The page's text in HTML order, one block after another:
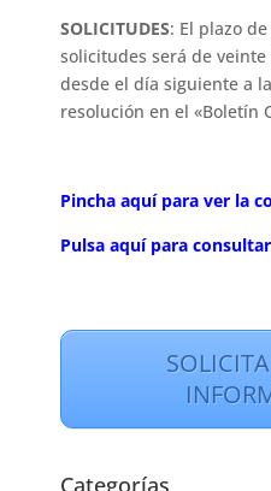
SOLICITUDES: El plazo
solicitudes será de
desde el día siguiente a
resolución en el «Boletín
Pincha aquí para ver la
Pulsa aquí para
Categorías